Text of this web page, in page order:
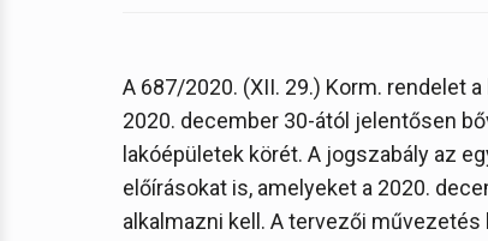
A 687/2020. (XII. 29.) Korm. rendelet
2020. december 30-ától jelentősen
lakóépületek körét. A jogszabály az
előírásokat is, amelyeket a 2020.
alkalmazni kell. A tervezői